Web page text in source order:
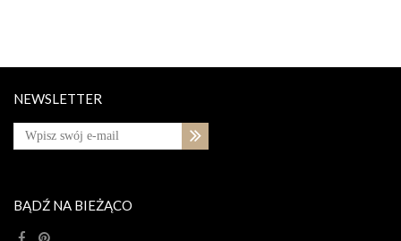
NEWSLETTER
BĄDŹ NA BIEŻĄCO